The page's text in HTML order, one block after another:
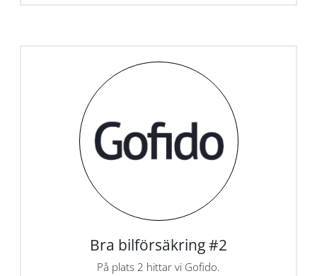
Bra bilförsäkring #2
På plats 2 hittar vi Gofido.